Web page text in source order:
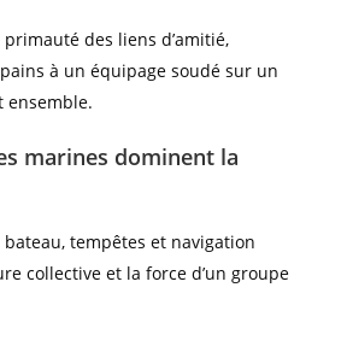
des liens d’amitié,
à un équipage soudé sur un
ensemble.
marines dominent la
bateau, tempêtes et navigation
collective et la force d’un groupe